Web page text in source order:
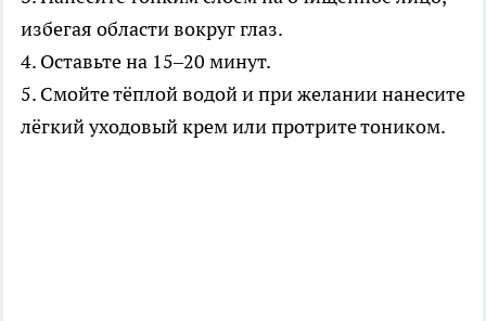
избегая области вокруг глаз.
4. Оставьте на 15–20 минут.
5. Смойте тёплой водой и при желании нанесите
лёгкий уходовый крем или протрите тоником.